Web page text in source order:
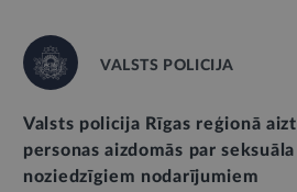
VALSTS POLICIJA
Valsts policija Rīgas reģionā
personas aizdomās par
noziedzīgiem nodarījumiem